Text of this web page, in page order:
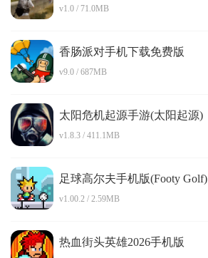
v1.0 / 71.0MB
香肠派对手机下载免费版
v9.0 / 687MB
太阳危机起源手游(太阳起源)
v1.8.3 / 411.1MB
足球高尔夫手机版(Footy Golf)
v1.00.2 / 2.59MB
热血街头英雄2026手机版